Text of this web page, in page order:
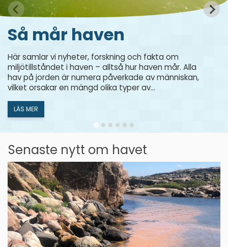
Så mår haven
Här samlar vi nyheter, forskning och fakta om
miljötillståndet i haven – alltså hur haven mår. Alla
hav på jorden är numera påverkade av människan,
vilket orsakar en mängd olika typer av
Vilka problemen är, och vad de får för
konsekvenser varierar stort. Sveriges tre stora
havsområden, Bottniska viken, Egentliga Östersjön
miljöproblem, men också mycket som skiljer dem
LÄS MER
Senaste nytt om havet